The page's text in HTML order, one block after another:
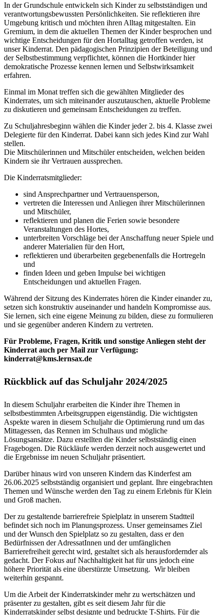
In der Grundschule entwickeln sich Kinder zu selbstständigen und
verantwortungsbewussten Persönlichkeiten. Sie reflektieren ihre
Umgebung kritisch und möchten ihren Alltag mitgestalten. Ein
Gremium, in dem die aktuellen Themen der Kinder besprochen und
wichtige Entscheidungen für den Hortalltag getroffen werden, ist
unser Kinderrat. Den pädagogischen Prinzipien der Beteiligung und
der Selbstbestimmung verpflichtet, können die Hortkinder hier
demokratische Prozesse kennen lernen und Selbstwirksamkeit
erfahren.
Einmal im Monat treffen sich die gewählten Mitglieder des
Kinderrates, um sich miteinander auszutauschen, aktuelle Probleme
zu diskutieren und gemeinsam Entscheidungen zu treffen.
Zu Schuljahresbeginn wählen die Kinder jeder 2. bis 4. Klasse zwei
Delegierte für den Kinderrat. Dabei kann sich jedes Kind zur Wahl
stellen.
Die Mitschülerinnen und Mitschüler entscheiden, welchen beiden
Kindern sie ihr Vertrauen aussprechen.
Die Kinderratsmitglieder:
sind Ansprechpartner und Vertrauensperson,
vertreten die Interessen und Anliegen ihrer Mitschülerinnen
und Mitschüler,
reflektieren und planen die Ferien sowie besondere
Veranstaltungen des Hortes,
unterbreiten Vorschläge bei der Anschaffung neuer Spiele und
anderer Materialien für den Hort,
reflektieren und überarbeiten gegebenenfalls die Hortregeln
und
finden Ideen und geben Impulse bei wichtigen
Entscheidungen und aktuellen Fragen.
Während der Sitzung des Kinderrates hören die Kinder einander zu,
setzen sich konstruktiv auseinander und handeln Kompromisse aus.
Sie lernen, sich eine eigene Meinung zu bilden, diese zu formulieren
und sie gegenüber anderen Kindern zu vertreten.
Für Probleme, Fragen, Kritik und sonstige Anliegen steht der
Kinderrat auch per Mail zur Verfügung:
kinderrat@kms.lernsax.de
Rückblick auf das Schuljahr 2024/2025
In diesem Schuljahr erarbeiten die Kinder ihre Themen in
selbstbestimmten Arbeitsgruppen eigenständig. Die wichtigsten
Aspekte waren in diesem Schuljahr die Optimierung rund um das
Mittagessen, das Rennen im Schulhaus und mögliche
Lösungsansätze. Dazu erstellten die Kinder selbstständig einen
Fragebogen. Die Rückläufe werden derzeit noch ausgewertet und
die Ergebnisse im neuen Schuljahr präsentiert.
Darüber hinaus wird von unseren Kindern das Kinderfest am
26.06.2025 selbstständig organisiert und geplant. Ihre eingebrachten
Themen und Wünsche werden den Tag zu einem Erlebnis für Klein
und Groß machen.
Der zu gestaltende barrierefreie Spielplatz in unserem Stadtteil
befindet sich noch im Planungsprozess. Unser gemeinsames Ziel
und der Wunsch den Spielplatz so zu gestalten, dass er den
Bedürfnissen der AdressatInnen und der umfänglichen
Barrierefreiheit gerecht wird, gestaltet sich als herausfordernder als
gedacht. Der Fokus auf Nachhaltigkeit hat für uns jedoch eine
höhere Priorität als eine überstürzte Umsetzung. Wir bleiben
weiterhin gespannt.
Um die Arbeit der Kinderratskinder mehr zu wertschätzen und
präsenter zu gestalten, gibt es seit diesem Jahr für die
Kinderratskinder selbst designte und bedruckte T-Shirts. Für die